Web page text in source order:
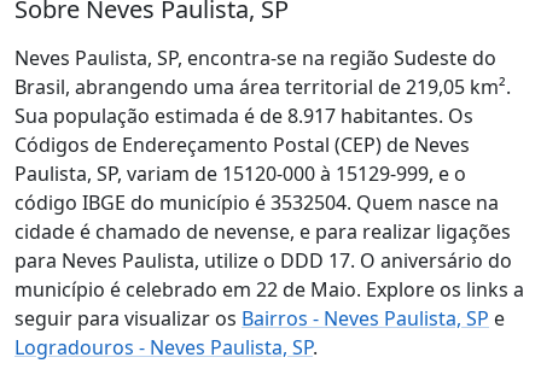
Sobre Neves Paulista, SP
Neves Paulista, SP, encontra-se na região Sudeste do
Brasil, abrangendo uma área territorial de 219,05 km².
Sua população estimada é de 8.917 habitantes. Os
Códigos de Endereçamento Postal (CEP) de Neves
Paulista, SP, variam de 15120-000 à 15129-999, e o
código IBGE do município é 3532504. Quem nasce na
cidade é chamado de nevense, e para realizar ligações
para Neves Paulista, utilize o DDD 17. O aniversário do
município é celebrado em 22 de Maio. Explore os links a
seguir para visualizar os Bairros - Neves Paulista, SP e
Logradouros - Neves Paulista, SP.